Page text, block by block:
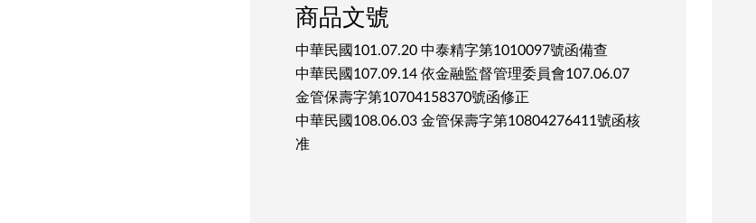
商品文號
中華民國101.07.20 中泰精字第1010097號函備查
中華民國107.09.14 依金融監督管理委員會107.06.07
金管保壽字第10704158370號函修正
中華民國108.06.03 金管保壽字第10804276411號函核
准